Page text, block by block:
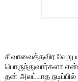
சிவாவைத்தவிர வேறு
பொருந்துவார்களா
தன் அலட்டாத